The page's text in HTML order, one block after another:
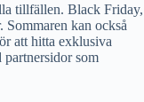
tillfällen. Black Friday,
kan också
att hitta exklusiva
partnersidor som